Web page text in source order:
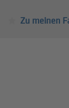
Zu meinen